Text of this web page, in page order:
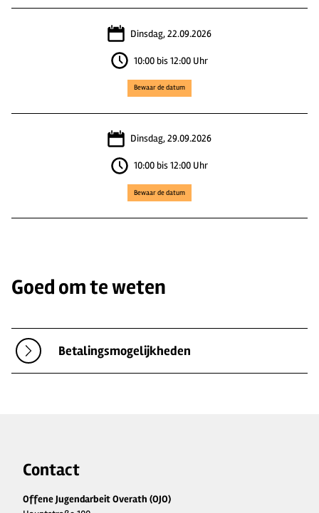
Dinsdag, 22.09.2026
10:00 bis 12:00 Uhr
Bewaar de datum
Dinsdag, 29.09.2026
10:00 bis 12:00 Uhr
Bewaar de datum
Goed om te weten
Betalingsmogelijkheden
Contact
Offene Jugendarbeit Overath (OJO)